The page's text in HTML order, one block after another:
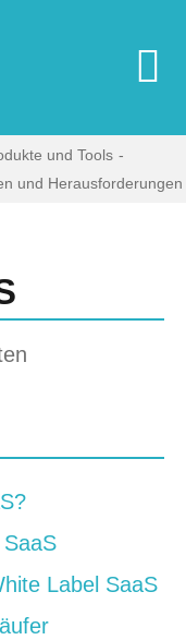
und Tools
und Herausforderungen
Label SaaS